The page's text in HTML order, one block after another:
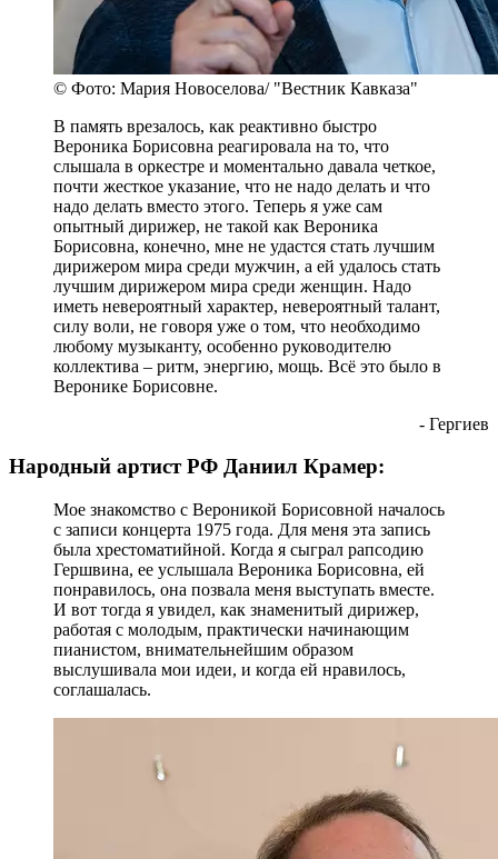
© Фото: Мария Новоселова/ "Вестник Кавказа"
В память врезалось, как реактивно быстро
Вероника Борисовна реагировала на то, что
слышала в оркестре и моментально давала четкое,
почти жесткое указание, что не надо делать и что
надо делать вместо этого. Теперь я уже сам
опытный дирижер, не такой как Вероника
Борисовна, конечно, мне не удастся стать лучшим
дирижером мира среди мужчин, а ей удалось стать
лучшим дирижером мира среди женщин. Надо
иметь невероятный характер, невероятный талант,
силу воли, не говоря уже о том, что необходимо
любому музыканту, особенно руководителю
коллектива – ритм, энергию, мощь. Всё это было в
Веронике Борисовне.
- Гергиев
Народный артист РФ Даниил Крамер:
Мое знакомство с Вероникой Борисовной началось
с записи концерта 1975 года. Для меня эта запись
была хрестоматийной. Когда я сыграл рапсодию
Гершвина, ее услышала Вероника Борисовна, ей
понравилось, она позвала меня выступать вместе.
И вот тогда я увидел, как знаменитый дирижер,
работая с молодым, практически начинающим
пианистом, внимательнейшим образом
выслушивала мои идеи, и когда ей нравилось,
соглашалась.